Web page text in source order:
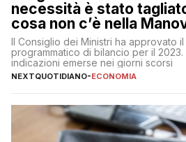
necessità è stato
cosa non c’è nella
Meloni
Il Consiglio dei Ministri ha approvato
programmatico di bilancio per il
indicazioni emerse nei giorni scorsi
NEXTQUOTIDIANO-ECONOMIA